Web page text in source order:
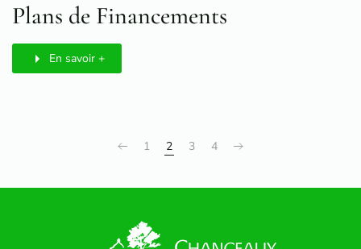
Plans de Financements
En savoir +
1 2 3 4